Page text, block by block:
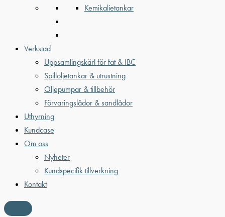
Kemikalietankar
Verkstad
Uppsamlingskärl för fat & IBC
Spilloljetankar & utrustning
Oljepumpar & tillbehör
Förvaringslådor & sandlådor
Uthyrning
Kundcase
Om oss
Nyheter
Kundspecifik tillverkning
Kontakt